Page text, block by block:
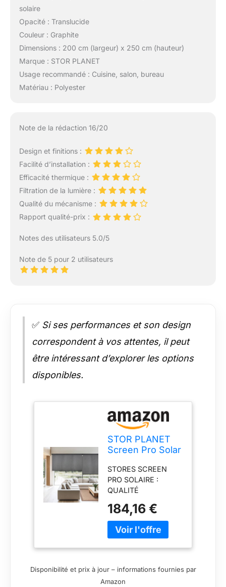
solaire
Opacité : Translucide
Couleur : Graphite
Dimensions : 200 cm (largeur) x 250 cm (hauteur)
Marque : STOR PLANET
Usage recommandé : Cuisine, salon, bureau
Matériau : Polyester
Note de la rédaction 16/20
Design et finitions :
Facilité d’installation :
Efficacité thermique :
Filtration de la lumière :
Qualité du mécanisme :
Rapport qualité-prix :
Notes des utilisateurs 5.0/5
Note de 5 pour 2 utilisateurs
✅ Si ses performances et son design
correspondent à vos attentes, il peut
être intéressant d’explorer les options
disponibles.
STOR PLANET
Screen Pro Solar
translucide,
store thermique
isolant, stores de
cuisine jusqu'à
240 cm de large
graphite 200 x
250 cm
STORES SCREEN
PRO SOLAIRE :
QUALITÉ
Stores Screen avec
finitions de qualité
professionnelle. Ce
tissu technique
184,16 €
Disponibilité et prix à jour – informations fournies par
Amazon